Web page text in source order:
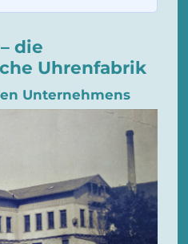
die
Uhrenfabrik
Unternehmens